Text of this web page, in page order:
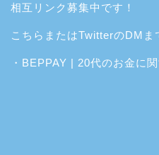
相互リンク募集中です！
こちら またはTwitterのDMま
・ BEPPAY | 20代のお金に